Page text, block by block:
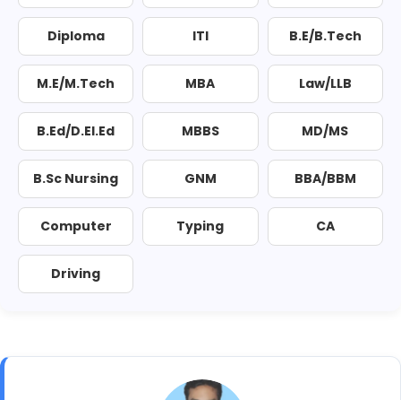
Diploma ITI B.E/B.Tech
M.E/M.Tech MBA Law/LLB
B.Ed/D.El.Ed MBBS MD/MS
B.Sc Nursing GNM BBA/BBM
Computer Typing CA
Driving